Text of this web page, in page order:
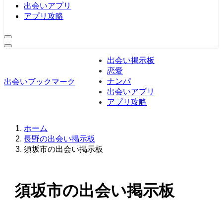
出会いアプリ
アプリ攻略
出会いブックマーク
出会い掲示板
恋愛
ナンパ
出会いアプリ
アプリ攻略
ホーム
長野の出会い掲示板
須坂市の出会い掲示板
須坂市の出会い掲示板